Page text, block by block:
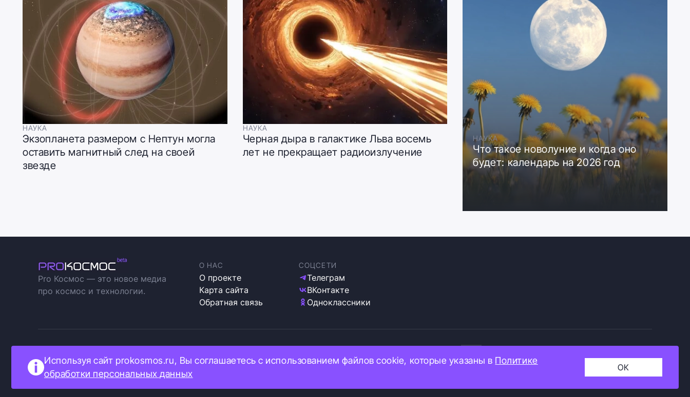
НАУКА
Экзопланета размером с Нептун могла
оставить магнитный след на своей
звезде
НАУКА
Черная дыра в галактике Льва восемь
лет не прекращает радиоизлучение
НАУКА
Что такое новолуние и когда оно
будет: календарь на 2026 год
Pro Космос — это новое медиа
про космос и технологии.
О НАС
О проекте
Карта сайта
Обратная связь
СОЦСЕТИ
Телеграм
ВКонтакте
Одноклассники
Как мы используем cookie
Используя сайт prokosmos.ru, Вы соглашаетесь с использованием файлов cookie, которые указаны в Политике
обработки персональных данных
ОК